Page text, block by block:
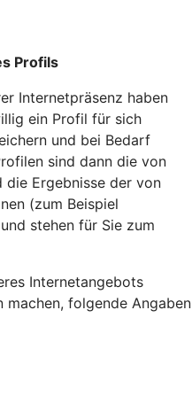
Profils
Internetpräsenz haben
ein Profil für sich
und bei Bedarf
sind dann die von
die Ergebnisse der von
(zum Beispiel
stehen für Sie zum
Internetangebots
machen, folgende Angaben